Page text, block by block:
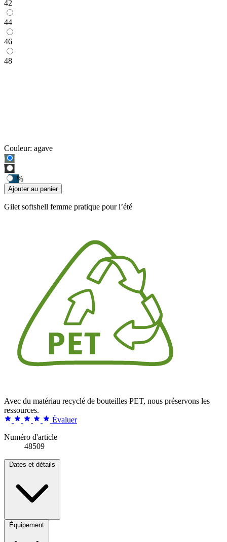
42
44
46
48
Couleur: agave
%
Ajouter au panier
Gilet softshell femme pratique pour l’été
Avec du matériau recyclé de bouteilles PET, nous préservons les
ressources.
Évaluer
Numéro d'article
48509
Dates et détails
Équipement